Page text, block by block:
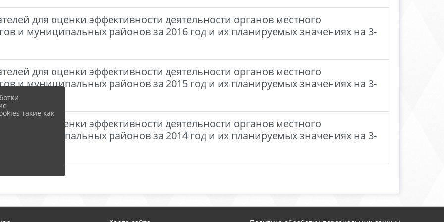
для оценки эффективности деятельности органов местного
и муниципальных районов за 2016 год и их планируемых значениях на 3-
для оценки эффективности деятельности органов местного
и муниципальных районов за 2015 год и их планируемых значениях на 3-
для оценки эффективности деятельности органов местного
и муниципальных районов за 2014 год и их планируемых значениях на 3-
такие как